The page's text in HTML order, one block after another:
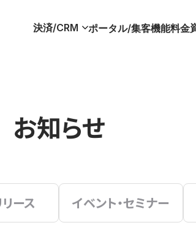
決済/CRM ポータル/集客機能料金
お知らせ
ース イベント・セミナー